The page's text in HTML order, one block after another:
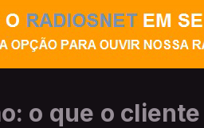
o que o cliente